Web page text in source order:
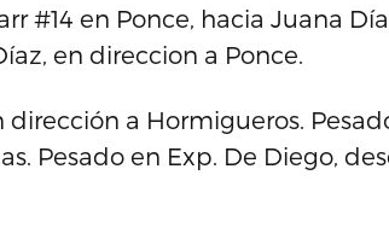
#14 en Ponce, hacia Juana
en direccion a Ponce.
dirección a Hormigueros.
Pesado en Exp. De Diego,